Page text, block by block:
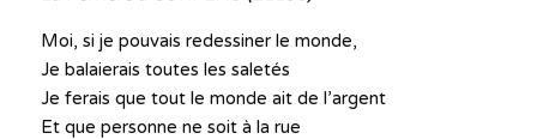
Moi, si je pouvais redessiner le monde,
Je balaierais toutes les saletés
Je ferais que tout le monde ait de l’argent
Et que personne ne soit à la rue